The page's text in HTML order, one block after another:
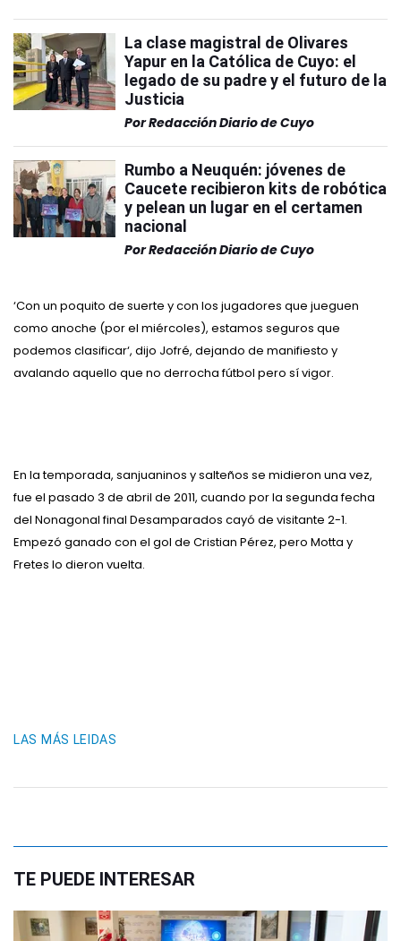
La clase magistral de Olivares
Yapur en la Católica de Cuyo: el
legado de su padre y el futuro de la
Justicia
PorRedacción Diario de Cuyo
Rumbo a Neuquén: jóvenes de
Caucete recibieron kits de robótica
y pelean un lugar en el certamen
nacional
PorRedacción Diario de Cuyo
‘Con un poquito de suerte y con los jugadores que jueguen
como anoche (por el miércoles), estamos seguros que
podemos clasificar‘, dijo Jofré, dejando de manifiesto y
avalando aquello que no derrocha fútbol pero sí vigor.
En la temporada, sanjuaninos y salteños se midieron una vez,
fue el pasado 3 de abril de 2011, cuando por la segunda fecha
del Nonagonal final Desamparados cayó de visitante 2-1.
Empezó ganado con el gol de Cristian Pérez, pero Motta y
Fretes lo dieron vuelta.
LAS MÁS LEIDAS
TE PUEDE INTERESAR